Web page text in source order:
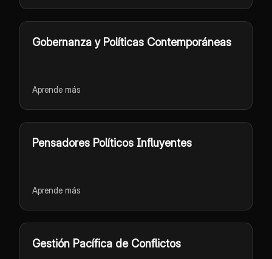
Gobernanza y Políticas Contemporáneas
Aprende más
Pensadores Políticos Influyentes
Aprende más
Gestión Pacífica de Conflictos